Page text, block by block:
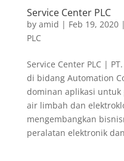
Service Center PLC
by amid | Feb 19, 2020|
PLC
Service Center PLC |
di bidang Automation
dominan aplikasi untuk
air limbah dan
mengembangkan
peralatan elektronik